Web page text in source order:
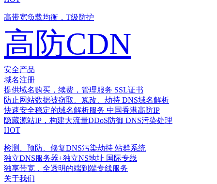
高带宽负载均衡，T级防护
高防CDN
安全产品
域名注册
提供域名购买，续费，管理服务 SSL证书
防止网站数据被窃取、篡改、劫持 DNS域名解析
快速安全稳定的域名解析服务 中国香港高防IP
隐藏源站IP，构建大流量DDoS防御 DNS污染处理
HOT
检测、预防、修复DNS污染劫持 站群系统
独立DNS服务器+独立NS地址 国际专线
独享带宽，全透明的端到端专线服务
关于我们